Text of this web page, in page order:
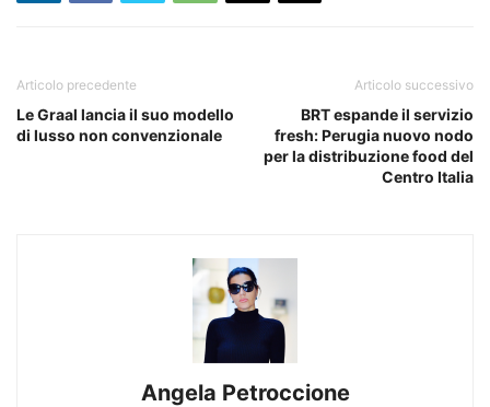
Articolo precedente
Le Graal lancia il suo modello
di lusso non convenzionale
Articolo successivo
BRT espande il servizio
fresh: Perugia nuovo nodo
per la distribuzione food del
Centro Italia
Angela Petroccione